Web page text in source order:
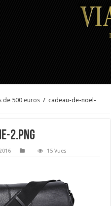
de 500 euros / cadeau-de-noel-
2.png
15 Vues